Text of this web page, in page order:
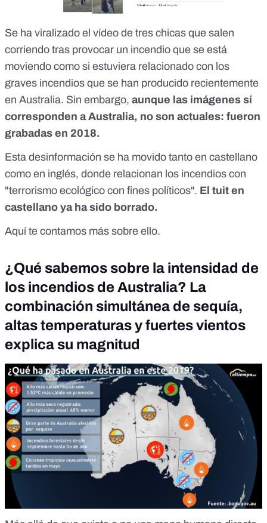
Se ha viralizado el vídeo de tres chicas que salen
corriendo tras provocar un incendio que se está
moviendo como si estuviera relacionado con los
graves incendios que se han producido recientemente
en Australia. Sin embargo, aunque las imágenes sí
corresponden a Australia, no son actuales: fueron
grabadas en 2018.
Esta desinformación se ha movido tanto en castellano
como en inglés, donde relacionan los incendios con
"terrorismo ecológico con fines políticos". El tuit en
castellano ya ha sido borrado.
Aquíte contamos más sobre ello.
¿Qué sabemos sobre la intensidad de
los incendios de Australia? La
combinación simultánea de sequía,
altas temperaturas y fuertes vientos
explica su magnitud